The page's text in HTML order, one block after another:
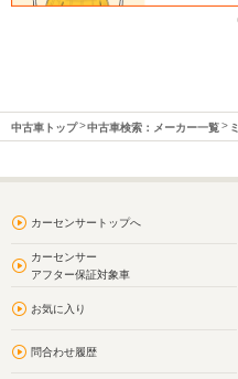
中古車トップ 中古車検索：メーカー一覧
カーセンサートップへ
カーセンサー
アフター保証対象車
お気に入り
問合わせ履歴